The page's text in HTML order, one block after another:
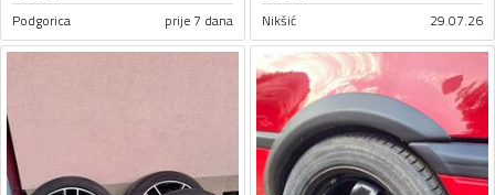
Podgorica prije 7 dana Nikšić 29.07.26